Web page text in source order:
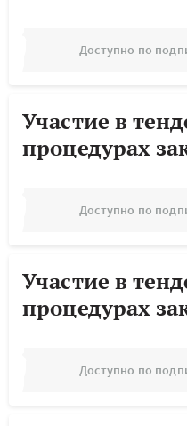
Доступно по
Участие в
процедурах
Доступно по
Участие в
процедурах
Доступно по